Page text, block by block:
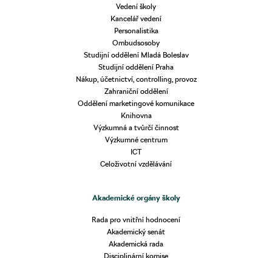
Vedení školy
Kancelář vedení
Personalistika
Ombudsosoby
Studijní oddělení Mladá Boleslav
Studijní oddělení Praha
Nákup, účetnictví, controlling, provoz
Zahraniční oddělení
Oddělení marketingové komunikace
Knihovna
Výzkumná a tvůrčí činnost
Výzkumné centrum
ICT
Celoživotní vzdělávání
Akademické orgány školy
Rada pro vnitřní hodnocení
Akademický senát
Akademická rada
Disciplinární komise